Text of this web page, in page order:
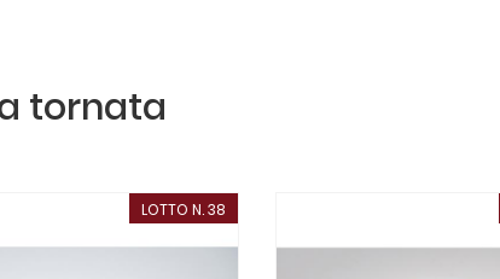
tornata
LOTTO N. 38